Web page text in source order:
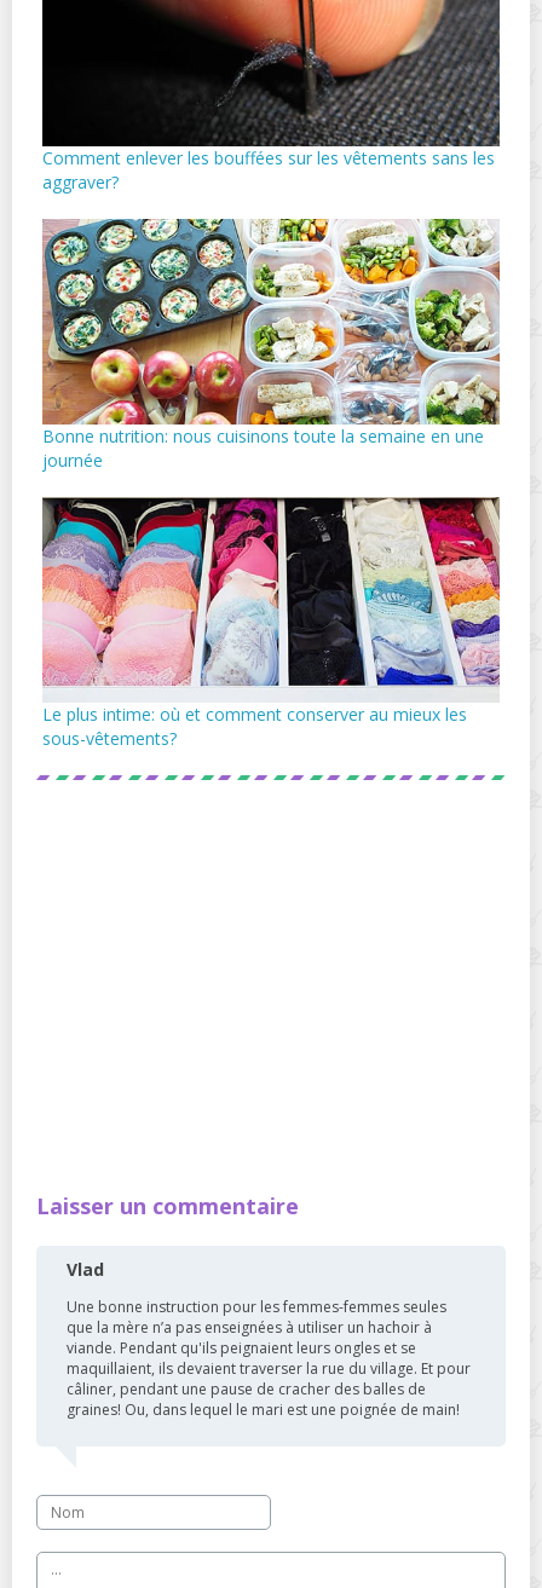
Comment enlever les bouffées sur les vêtements sans les
aggraver?
Bonne nutrition: nous cuisinons toute la semaine en une
journée
Le plus intime: où et comment conserver au mieux les
sous-vêtements?
Laisser un commentaire
Vlad
Une bonne instruction pour les femmes-femmes seules
que la mère n’a pas enseignées à utiliser un hachoir à
viande. Pendant qu'ils peignaient leurs ongles et se
maquillaient, ils devaient traverser la rue du village. Et pour
câliner, pendant une pause de cracher des balles de
graines! Ou, dans lequel le mari est une poignée de main!